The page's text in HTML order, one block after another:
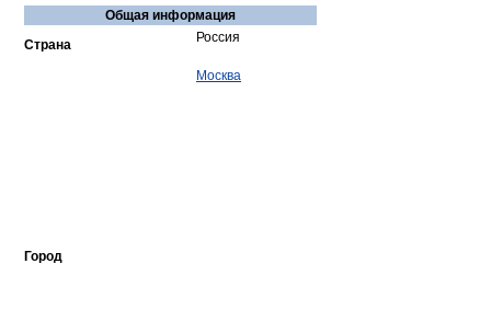
Общая информация
Страна
Россия
Город
Москва